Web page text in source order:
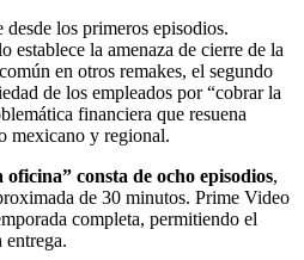
desde los primeros episodios.
establece la amenaza de cierre de la
en otros remakes, el segundo
de los empleados por “cobrar la
financiera que resuena
mexicano y regional.
oficina” consta de ocho episodios,
de 30 minutos. Prime Video
completa, permitiendo el
entrega.